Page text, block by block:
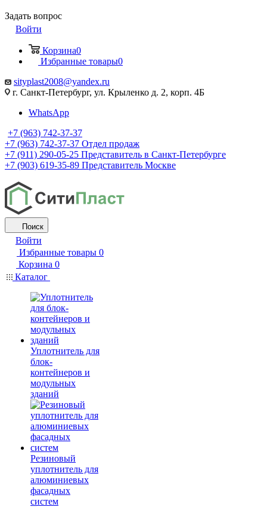
Задать вопрос
Войти
Корзина0
Избранные товары0
sityplast2008@yandex.ru
г. Санкт-Петербург, ул. Крыленко д. 2, корп. 4Б
WhatsApp
+7 (963) 742-37-37
+7 (963) 742-37-37 Отдел продаж
+7 (911) 290-05-25 Представитель в Санкт-Петербурге
+7 (903) 619-35-89 Представитель Москве
Поиск
Войти
Избранные товары 0
Корзина 0
Каталог
Уплотнитель для
блок-
контейнеров и
модульных
зданий
Резиновый
уплотнитель для
алюминиевых
фасадных
систем